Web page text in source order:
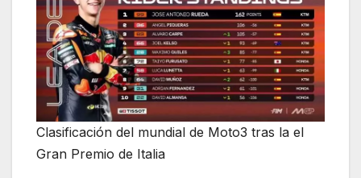
Clasificación del mundial de Moto3 tras la el
Gran Premio de Italia